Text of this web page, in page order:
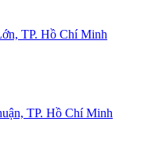
TP. Hồ Chí Minh
TP. Hồ Chí Minh